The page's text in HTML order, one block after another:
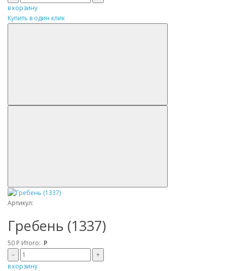
в корзину
Купить в один клик
Артикул:
Гребень (1337)
50 Р Итого: Р
–
+
в корзину